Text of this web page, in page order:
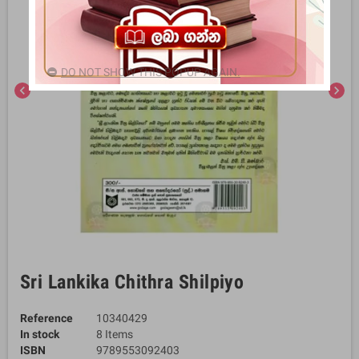
chevron_left chevron_right
Sri Lankika Chithra Shilpiyo
Reference
10340429
In stock
8 Items
ISBN
9789553092403
DO NOT SHOW THIS POPUP AGAIN.